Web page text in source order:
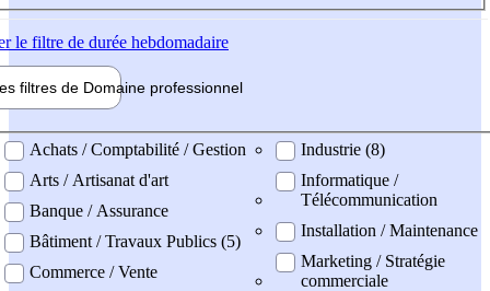
le filtre de durée hebdomadaire
filtres de Domaine professionnel
professionel
Achats / Comptabilité / Gestion
Arts / Artisanat d'art
Banque / Assurance
Bâtiment / Travaux Publics (5)
Commerce / Vente
Industrie (8)
Informatique /
Télécommunication
Installation / Maintenance
Marketing / Stratégie
commerciale